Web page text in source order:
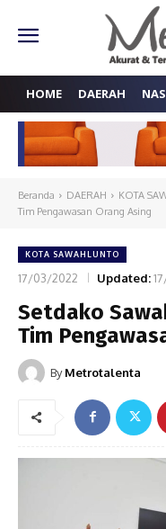
HOME DAERAH
Beranda DAERAH KOTA
Tim Pengawasan Orang Asing
KOTA SAWAHLUNTO
17/03/2022 Updated:
Setdako
Tim
By Metrotalenta